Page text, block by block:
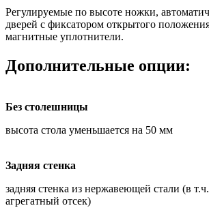
Регулируемые по высоте ножки,
дверей с фиксатором открытого
магнитные уплотнители.
Дополнительные опции:
Без столешницы
высота стола уменьшается на 50 мм
Задняя стенка
задняя стенка из нержавеющей стали (в
агрегатный отсек)